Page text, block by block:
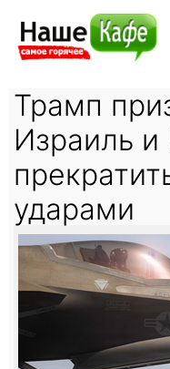
Трамп
Израиль и
ударами